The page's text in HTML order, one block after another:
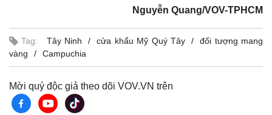
Nguyễn Quang/VOV-TPHCM
Tag: Tây Ninh cửa khẩu Mỹ Quý Tây
đối tượng mang
vàng
Campuchia
Mời quý độc giả theo dõi VOV.VN trên